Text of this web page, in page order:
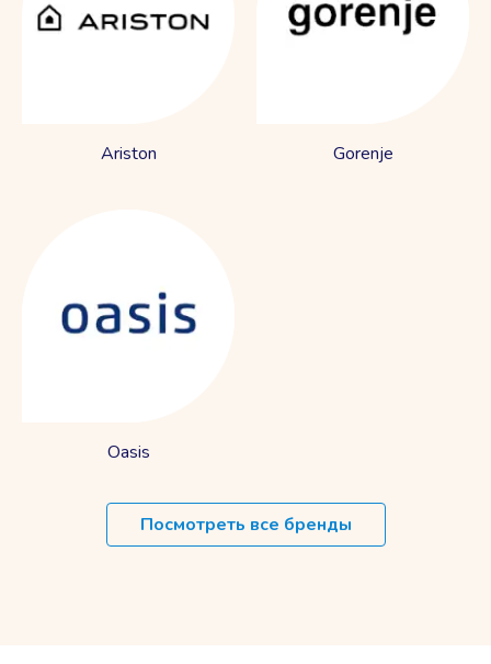
Ariston Gorenje
Oasis
Посмотреть все бренды